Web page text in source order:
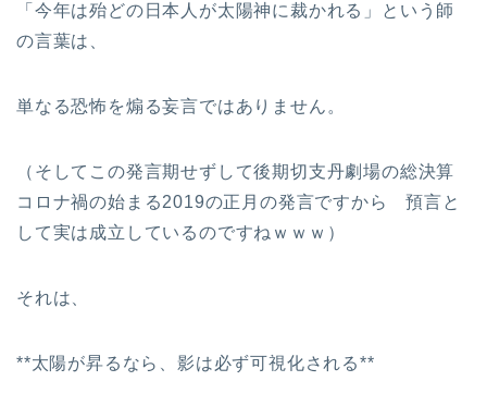
「今年は殆どの日本人が太陽神に裁かれる」という師
の言葉は、
単なる恐怖を煽る妄言ではありません。
（そしてこの発言期せずして後期切支丹劇場の総決算
コロナ禍の始まる2019の正月の発言ですから 預言と
して実は成立しているのですねｗｗｗ）
それは、
**太陽が昇るなら、影は必ず可視化される**